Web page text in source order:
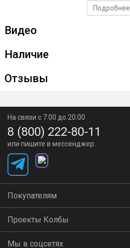
Подробнее
Видео
Наличие
Отзывы
На связи с 7:00 до 20:00
8 (800) 222-80-11
или пишите в мессенджер:
Покупателям
Проекты Колбы
Мы в соцсетях